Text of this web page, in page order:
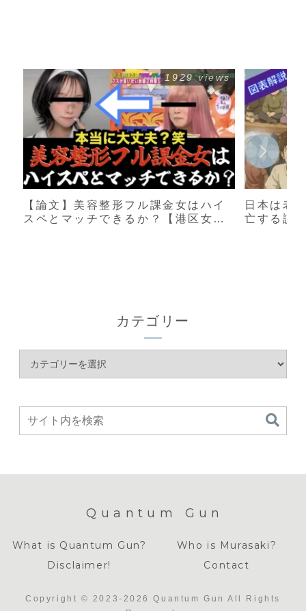
【論文】美容整形フル課金女はハイ
スペとマッチできるか？【港区女
1929 views
日本は老
亡する説
カテゴリー
Quantum Gun
What is Quantum Gun?
Who is Murasaki?
Disclaimer!
Contact
Copyright © 2023-2026 Quantum Gun All Rights